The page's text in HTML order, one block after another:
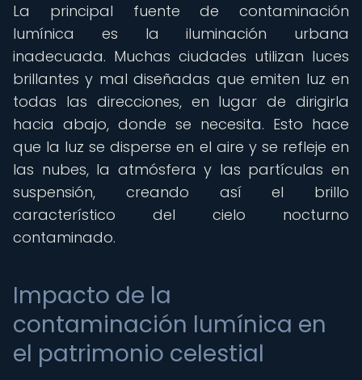
La principal fuente de contaminación
lumínica es la iluminación urbana
inadecuada. Muchas ciudades utilizan luces
brillantes y mal diseñadas que emiten luz en
todas las direcciones, en lugar de dirigirla
hacia abajo, donde se necesita. Esto hace
que la luz se disperse en el aire y se refleje en
las nubes, la atmósfera y las partículas en
suspensión, creando así el brillo
característico del cielo nocturno
contaminado.
Impacto de la
contaminación lumínica en
el patrimonio celestial